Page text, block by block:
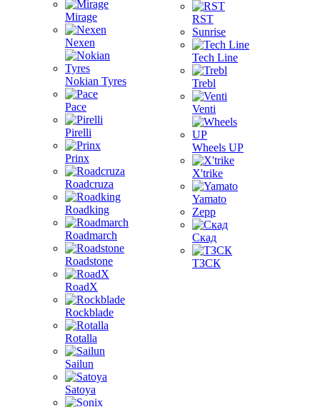
Mirage
Nexen
Nokian Tyres
Pace
Pirelli
Prinx
Roadcruza
Roadking
Roadmarch
Roadstone
RoadX
Rockblade
Rotalla
Sailun
Satoya
RST
Sunrise
Tech Line
Trebl
Venti
Wheels UP
X'trike
Yamato
Zepp
Скад
ТЗСК